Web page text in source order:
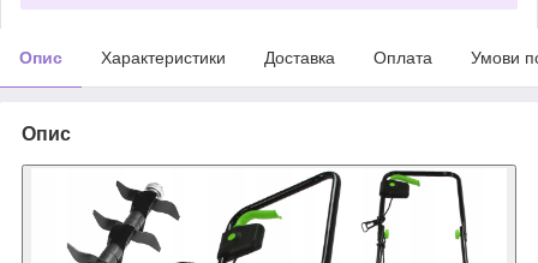
Опис Характеристики Доставка Оплата Умови
Опис